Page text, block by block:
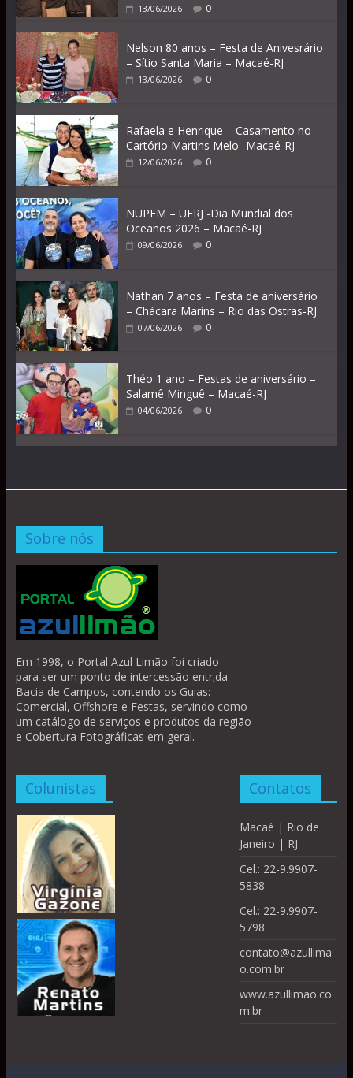
13/06/2026 0
Nelson 80 anos – Festa de Anivesrário
– Sítio Santa Maria – Macaé-RJ
13/06/2026 0
Rafaela e Henrique – Casamento no
Cartório Martins Melo- Macaé-RJ
12/06/2026 0
NUPEM – UFRJ -Dia Mundial dos
Oceanos 2026 – Macaé-RJ
09/06/2026 0
Nathan 7 anos – Festa de aniversário
– Chácara Marins – Rio das Ostras-RJ
07/06/2026 0
Théo 1 ano – Festas de aniversário –
Salamê Minguê – Macaé-RJ
04/06/2026 0
Sobre nós
Em 1998, o Portal Azul Limão foi criado
para ser um ponto de intercessão entr;da
Bacia de Campos, contendo os Guias:
Comercial, Offshore e Festas, servindo como
um catálogo de serviços e produtos da região
e Cobertura Fotográficas em geral.
Colunistas Contatos
Macaé | Rio de
Janeiro | RJ
Cel.: 22-9.9907-
5838
Cel.: 22-9.9907-
5798
contato@azullima
o.com.br
www.azullimao.co
m.br